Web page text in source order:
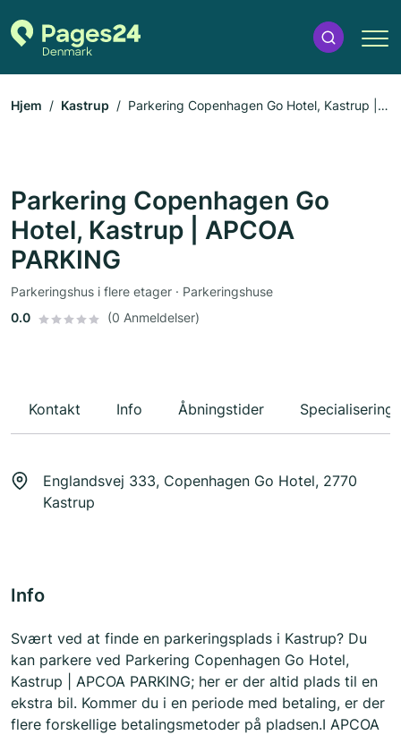
Hjem Kastrup
Parkering Copenhagen Go Hotel, Kastrup |
Parkering Copenhagen Go
Hotel, Kastrup | APCOA
PARKING
Parkeringshus i flere etager · Parkeringshuse
0.0
(0 Anmeldelser)
Kontakt Info Åbningstider
Englandsvej 333, Copenhagen Go Hotel, 2770
Kastrup
Info
Svært ved at finde en parkeringsplads i Kastrup? Du
kan parkere ved Parkering Copenhagen Go Hotel,
Kastrup | APCOA PARKING; her er der altid plads til en
ekstra bil. Kommer du i en periode med betaling, er der
flere forskellige betalingsmetoder på pladsen.I APCOA